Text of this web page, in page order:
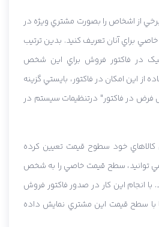
از اشخاص را بصورت مشتري ويژه در
براي آنان تعريف کنيد. بدين ترتيب
در فاکتور فروش براي اين شخص
از اين امکان در فاکتور، بايستي گزينه
فرض در فاکتور" درتنظيمات سيستم در
کالاهاي خود سطوح قيمت تعيين کرده
مي توانيد، سطح قيمت خاصي را به شخص
انجام اين کار در صدور فاکتور فروش
با سطح قيمت اين مشتري نمايش داده